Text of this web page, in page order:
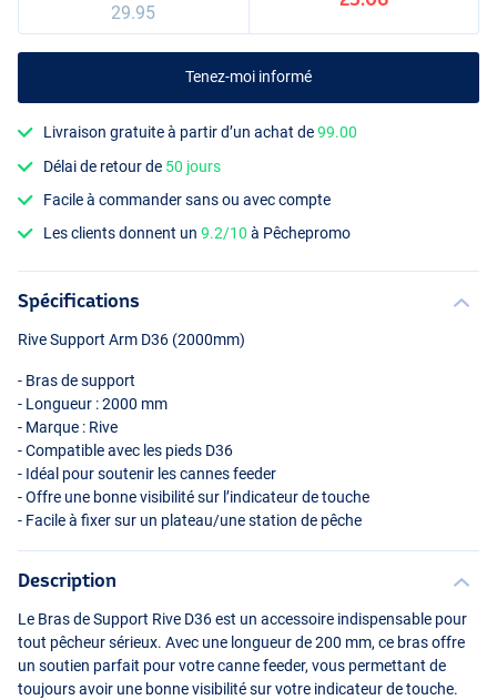
29.95
Tenez-moi informé
Livraison gratuite à partir d’un achat de99.00
Délai de retour de 50 jours
Facile à commander sans ou avec compte
Les clients donnent un9.2/10 à Pêchepromo
Spécifications
Rive Support Arm D36 (2000mm)
- Bras de support
- Longueur : 2000 mm
- Marque : Rive
- Compatible avec les pieds D36
- Idéal pour soutenir les cannes feeder
- Offre une bonne visibilité sur l’indicateur de touche
- Facile à fixer sur un plateau/une station de pêche
Description
Le Bras de Support Rive D36 est un accessoire indispensable pour
tout pêcheur sérieux. Avec une longueur de 200 mm, ce bras offre
un soutien parfait pour votre canne feeder, vous permettant de
toujours avoir une bonne visibilité sur votre indicateur de touche.